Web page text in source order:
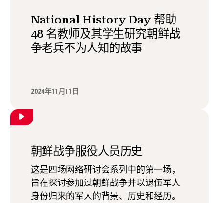
National History Day 帮助
48 名教师及其学生研究朝鲜战
争老兵不为人知的故事
2024年11月11日
朝鲜战争服役人员历史
这是四场网络研讨会系列中的第一场，
旨在探讨参加过朝鲜战争并以退伍军人
身份归来的军人的背景、历史和经历。